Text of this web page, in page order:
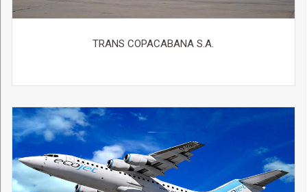
TRANS COPACABANA S.A.